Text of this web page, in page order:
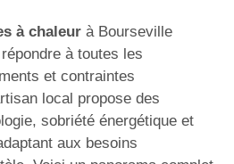
à chaleur à Bourseville
à toutes les
et contraintes
local propose des
sobriété énergétique et
aux besoins